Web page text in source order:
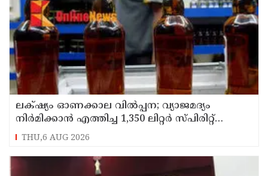
ലക്‌ഷ്യം ഓണക്കാല വിൽപ്പന; വ്യാജമദ്യം
നിർമിക്കാൻ എത്തിച്ച 1,350 ലിറ്റർ സ്പിരിറ്റ്
പിടികൂടി; രണ്ട് പേർ അറസ്റ്റിൽ
THU,6 AUG 2026